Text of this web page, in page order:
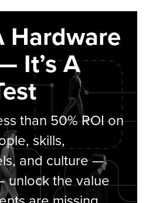
Hardware
It’s A
than 50% ROI on
skills,
and culture —
unlock the value